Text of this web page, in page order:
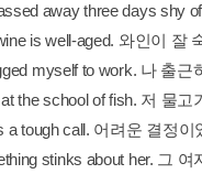
away three days shy
is well-aged. 와인이 잘
myself to work. 나 출
the school of fish. 저 물고
a tough call. 어려운 결정이
stinks about her. 그